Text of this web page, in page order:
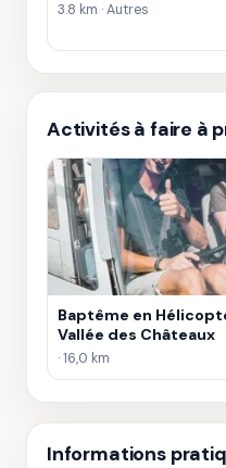
3.8 km · Autres
Activités à faire à
Baptême en
Vallée des Châteaux
· 16,0 km
Informations